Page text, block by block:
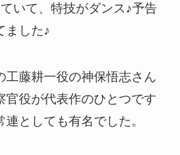
いて、特技がダンス♪予告
ました♪
工藤耕一役の神保悟志さん
官役が代表作のひとつです
としても有名でした。